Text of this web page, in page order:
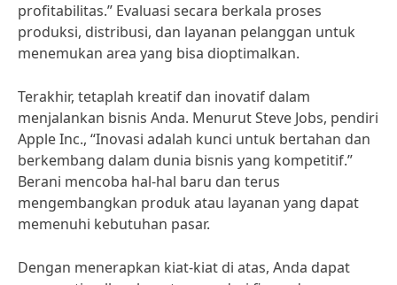
profitabilitas.” Evaluasi secara berkala proses
produksi, distribusi, dan layanan pelanggan untuk
menemukan area yang bisa dioptimalkan.
Terakhir, tetaplah kreatif dan inovatif dalam
menjalankan bisnis Anda. Menurut Steve Jobs, pendiri
Apple Inc., “Inovasi adalah kunci untuk bertahan dan
berkembang dalam dunia bisnis yang kompetitif.”
Berani mencoba hal-hal baru dan terus
mengembangkan produk atau layanan yang dapat
memenuhi kebutuhan pasar.
Dengan menerapkan kiat-kiat di atas, Anda dapat